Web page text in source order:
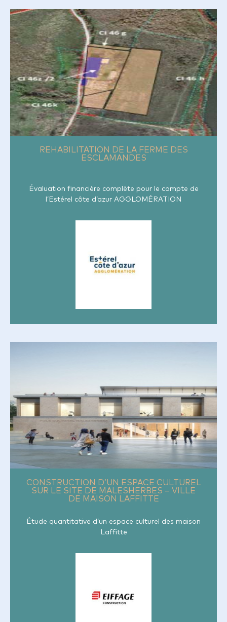
REHABILITATION DE LA FERME DES
ESCLAMANDES
Évaluation financière complète pour le compte de
l’Estérel côte d’azur AGGLOMÉRATION
REHABILITATION DE LA
FERME DES ESCLAMANDES
CONSTRUCTION D’UN ESPACE CULTUREL
SUR LE SITE DE MALESHERBES – VILLE
DE MAISON LAFFITTE
Étude quantitative d’un espace culturel des maison
Laffitte
VILLE DE MAISON LAFFITTE